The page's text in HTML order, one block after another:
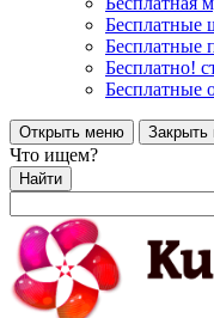
Бесплатные
Бесплатные
Бесплатно!
Бесплатные
Открыть меню
Что ищем?
Найти